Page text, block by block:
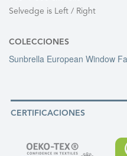
Selvedge is Left / Right
COLECCIONES
Sunbrella European Window
CERTIFICACIONES